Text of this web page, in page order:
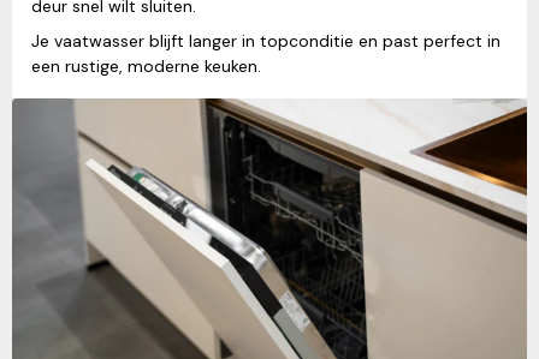
deur snel wilt sluiten.
Je vaatwasser blijft langer in topconditie en past perfect in
een rustige, moderne keuken.